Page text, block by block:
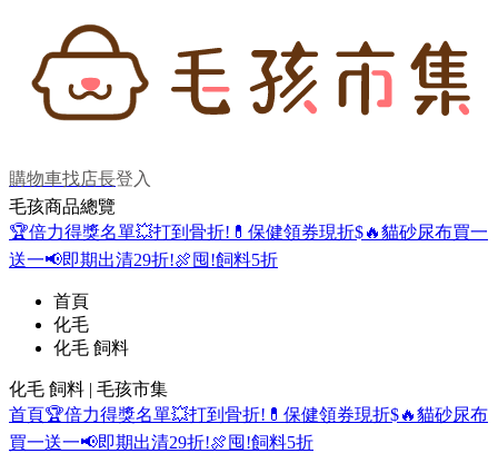
購物車找店長登入
毛孩商品總覽
🏆倍力得獎名單💥打到骨折! 💊保健領券現折$🔥貓砂尿布買一
送一📢即期出清29折!🍖囤!飼料5折
首頁
化毛
化毛 飼料
化毛 飼料 | 毛孩市集
首頁🏆倍力得獎名單💥打到骨折! 💊保健領券現折$🔥貓砂尿布
買一送一📢即期出清29折!🍖囤!飼料5折